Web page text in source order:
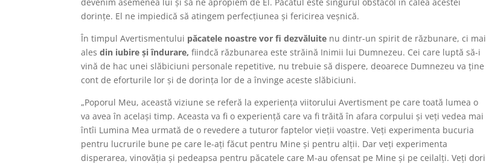
dorințe. El ne impiedică să atingem perfecțiunea și fericirea veșnică.
În timpul Avertismentului păcatele noastre vor fi dezvăluite nu dintr-un spirit de răzbunare, ci mai
alesdin iubire și îndurare, fiindcă răzbunarea este străină Inimii lui Dumnezeu. Cei care luptă să-i
vină de hac unei slăbiciuni personale repetitive, nu trebuie să dispere, deoarece Dumnezeu va ține
cont de eforturile lor și de dorința lor de a învinge aceste slăbiciuni.
„Poporul Meu, această viziune se referă la experiența viitorului Avertisment pe care toată lumea o
va avea în același timp. Aceasta va fi o experiență care va fi trăită în afara corpului și veți vedea mai
întîi Lumina Mea urmată de o revedere a tuturor faptelor vieții voastre. Veți experimenta bucuria
pentru lucrurile bune pe care le-ați făcut pentru Mine și pentru alții. Dar veți experimenta
disperarea, vinovăția și pedeapsa pentru păcatele care M-au ofensat pe Mine și pe ceilalți. Veți dori